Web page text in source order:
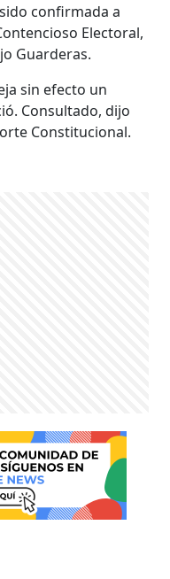
confirmada a
Electoral,
Guarderas.
sin efecto un
Consultado, dijo
Constitucional.